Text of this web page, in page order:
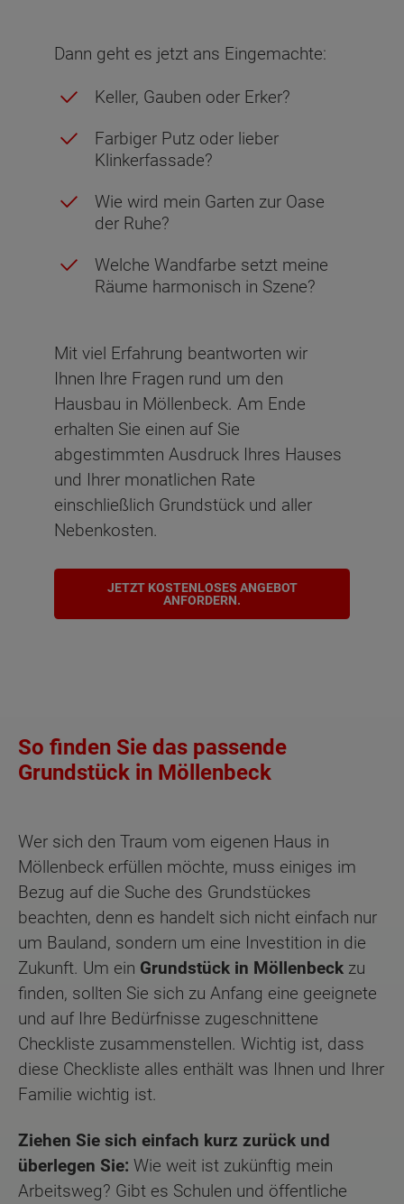
Dann geht es jetzt ans Eingemachte:
Keller, Gauben oder Erker?
Farbiger Putz oder lieber
Klinkerfassade?
Wie wird mein Garten zur Oase
der Ruhe?
Welche Wandfarbe setzt meine
Räume harmonisch in Szene?
Mit viel Erfahrung beantworten wir
Ihnen Ihre Fragen rund um den
Hausbau in Möllenbeck. Am Ende
erhalten Sie einen auf Sie
abgestimmten Ausdruck Ihres Hauses
und Ihrer monatlichen Rate
einschließlich Grundstück und aller
Nebenkosten.
JETZT KOSTENLOSES ANGEBOT
ANFORDERN.
So finden Sie das passende
Grundstück in Möllenbeck
Wer sich den Traum vom eigenen Haus in
Möllenbeck erfüllen möchte, muss einiges im
Bezug auf die Suche des Grundstückes
beachten, denn es handelt sich nicht einfach nur
um Bauland, sondern um eine Investition in die
Zukunft. Um ein Grundstück in Möllenbeck zu
finden, sollten Sie sich zu Anfang eine geeignete
und auf Ihre Bedürfnisse zugeschnittene
Checkliste zusammenstellen. Wichtig ist, dass
diese Checkliste alles enthält was Ihnen und Ihrer
Familie wichtig ist.
Ziehen Sie sich einfach kurz zurück und
überlegen Sie: Wie weit ist zukünftig mein
Arbeitsweg? Gibt es Schulen und öffentliche